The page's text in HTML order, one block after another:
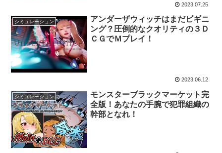
2023.07.25
シミュレーション
アンダーザウィッチはまだビギニ
ング？圧倒的なクオリティの３Ｄ
ＣＧでＭプレイ！
2023.06.12
シミュレーション
モンスターブラックマーケット完
全版！あなたの手腕で犯罪組織の
幹部となれ！